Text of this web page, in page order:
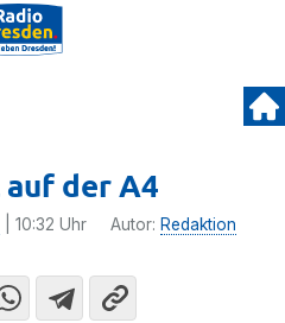
der A4
| 10:32 Uhr Autor: Redaktion